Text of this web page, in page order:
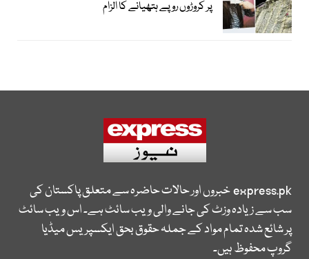
پر کروڑوں روپے ہتھیانے کا الزام
express.pkخبروں اور حالات حاضرہ سے متعلق پاکستان کی
سب سے زیادہ وزٹ کی جانے والی ویب سائٹ ہے۔ اس ویب سائٹ
پر شائع شدہ تمام مواد کے جملہ حقوق بحق ایکسپریس میڈیا
گروپ محفوظ ہیں۔